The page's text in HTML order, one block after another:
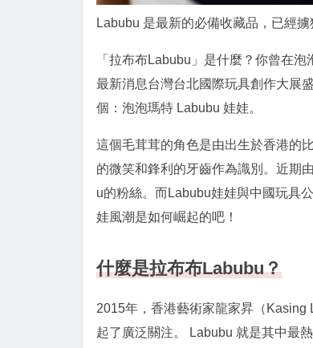
Labubu 是最新的必備收藏品，已經
「拉布布Labubu」是什麼？你曾在
最新消息台灣台北國際玩具創作大展
個：泡泡瑪特 Labubu 娃娃。
這個毛茸茸的角色是由出生於香港的
的微笑和鋒利的牙齒作為識別。近期
u的粉絲。而Labubu娃娃與中國玩具
娃風潮是如何崛起的吧！
什麼是拉布布Labubu？
2015年，香港藝術家龍家昇（Kasing
起了廣泛關注。 Labubu 就是其中最